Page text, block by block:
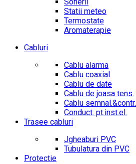
Statii meteo
Termostate
Aromaterapie
Cabluri
Cablu alarma
Cablu coaxial
Cablu de date
Cablu de joasa tens.
Cablu semnal.&contr.
Conduct. pt.inst.el.
Trasee cabluri
Jgheaburi PVC
Tubulatura din PVC
Protectie